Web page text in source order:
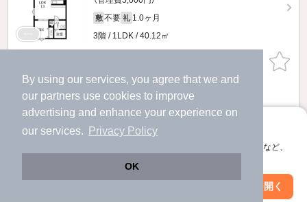
By using our services, you agree that we and
our partners use cookies to improve
advertising and enhance your experience on
our services.
Privacy Policy
OK
アプリに切り替えて、サクサクお部屋探し
会員登録なしですぐ使える。マップ検索やお気に入り保存など、
アプリを開く
敷 不要 礼 1.0ヶ月
3階 / 1LDK / 40.12㎡
ほか提供
7.9万円
礼 1.0ヶ月
3階 / 1LDK / 40.5㎡
絞り込み条件を変更